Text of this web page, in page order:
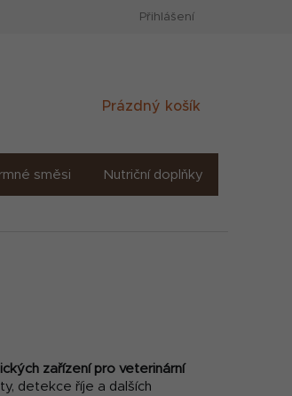
Přihlášení
Nákupní
Prázdný košík
směsi Nutriční doplňky
zařízení pro veterinární
detekce říje a dalších